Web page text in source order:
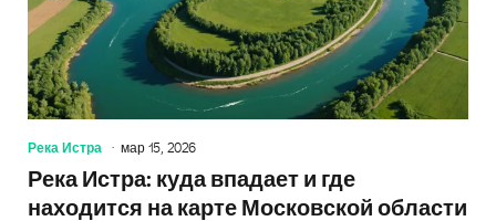
Река Истра мар 15, 2026
Река Истра: куда впадает и где
находится на карте Московской области